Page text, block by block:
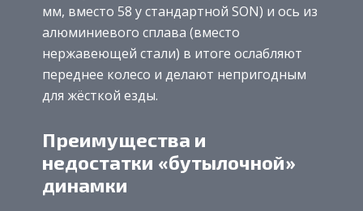
мм, вместо 58 у стандартной SON) и ось из
алюминиевого сплава (вместо
нержавеющей стали) в итоге ослабляют
переднее колесо и делают непригодным
для жёсткой езды.
Преимущества и
недостатки «бутылочной»
динамки